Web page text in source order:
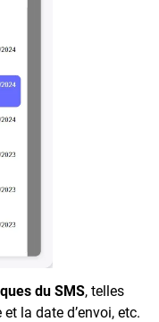
du SMS, telles
et la date d’envoi, etc.